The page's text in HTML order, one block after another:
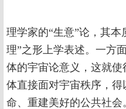
理学家的“生意”论，其
理”之形上学表述。一方
体的宇宙论意义，这就
体直接面对宇宙秩序，
命、重建美好的公共社